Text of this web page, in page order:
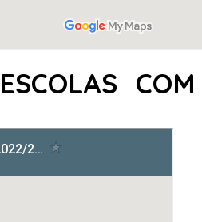
COM